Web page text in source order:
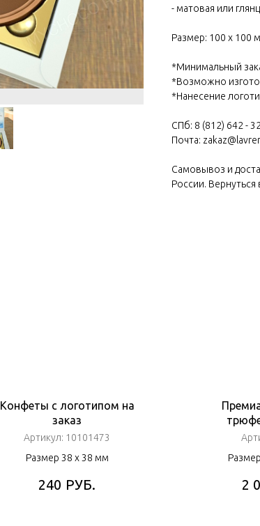
- матовая или
Размер: 100 х 100
*Минимальный
*Возможно
*Нанесение
СПб: 8 (812) 642 -
Почта:
Самовывоз и
России. Вернуться
Конфеты с логотипом на
заказ
Артикул: 10101473
Размер 38 х 38 мм
240 РУБ. 2